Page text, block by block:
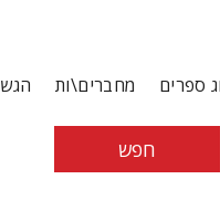
ספרים מחברים\ות
חפש